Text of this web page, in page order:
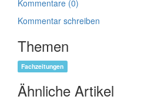
Kommentare (0)
Kommentar schreiben
Themen
Fachzeitungen
Ähnliche Artikel